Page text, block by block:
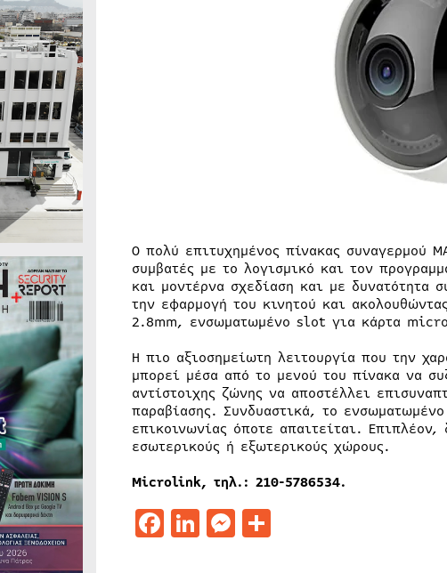
O πολύ επιτυχημένος πίνακας
συμβατές με το λογισμικό και τον
και μοντέρνα σχεδίαση και με δυνατότητα
την εφαρμογή του κινητού και
2.8mm, ενσωματωμένο slot για κάρτα
Η πιο αξιοσημείωτη λειτουργία που την
μπορεί μέσα από το μενού του πίνακα να
αντίστοιχης ζώνης να αποστέλλει
παραβίασης. Συνδυαστικά, το
επικοινωνίας όποτε απαιτείται.
εσωτερικούς ή εξωτερικούς χώρους.
Microlink, τηλ.: 210-5786534.
Facebook
LinkedIn
Messenger
Μοιραστείτε